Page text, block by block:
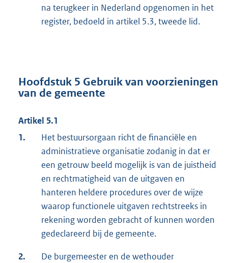
na terugkeer in Nederland opgenomen in het
register, bedoeld in artikel 5.3, tweede lid.
Hoofdstuk 5 Gebruik van voorzieningen
van de gemeente
Artikel 5.1
1.
Het bestuursorgaan richt de financiële en
administratieve organisatie zodanig in dat er
een getrouw beeld mogelijk is van de juistheid
en rechtmatigheid van de uitgaven en
hanteren heldere procedures over de wijze
waarop functionele uitgaven rechtstreeks in
rekening worden gebracht of kunnen worden
gedeclareerd bij de gemeente.
2.
De burgemeester en de wethouder